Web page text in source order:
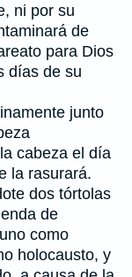
ni por su
de
para Dios
días de su
junto
cabeza el día
la rasurará.
dos tórtolas
de
como
holocausto, y